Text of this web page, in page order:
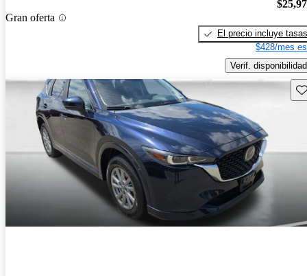
Gran oferta
El precio incluye tasas
$428/mes
Verif. disponibilidad